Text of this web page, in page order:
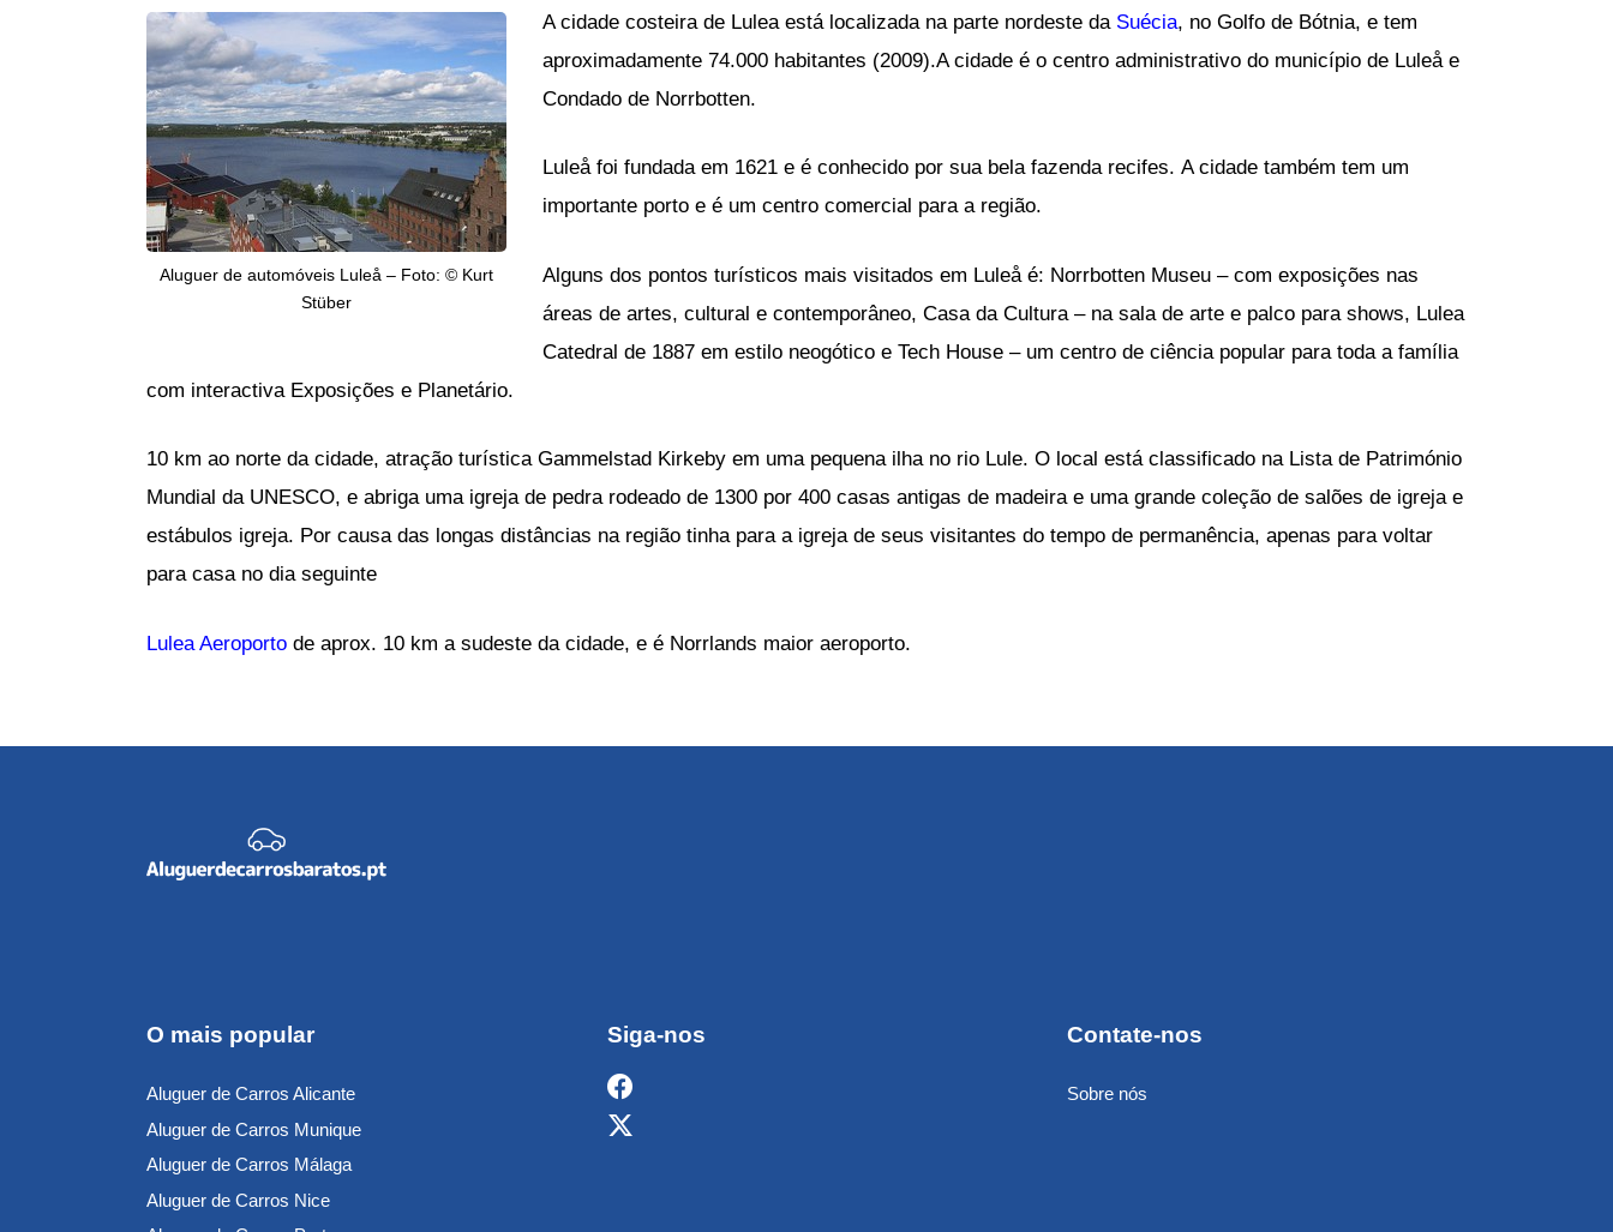
Aluguer de automóveis Luleå – Foto: © Kurt
Stüber
A cidade costeira de Lulea está localizada na parte nordeste da Suécia, no Golfo de Bótnia, e tem
aproximadamente 74.000 habitantes (2009).A cidade é o centro administrativo do município de Luleå e
Condado de Norrbotten.
Luleå foi fundada em 1621 e é conhecido por sua bela fazenda recifes. A cidade também tem um
importante porto e é um centro comercial para a região.
Alguns dos pontos turísticos mais visitados em Luleå é: Norrbotten Museu – com exposições nas
áreas de artes, cultural e contemporâneo, Casa da Cultura – na sala de arte e palco para shows, Lulea
Catedral de 1887 em estilo neogótico e Tech House – um centro de ciência popular para toda a família
com interactiva Exposições e Planetário.
10 km ao norte da cidade, atração turística Gammelstad Kirkeby em uma pequena ilha no rio Lule. O local está classificado na Lista de Património
Mundial da UNESCO, e abriga uma igreja de pedra rodeado de 1300 por 400 casas antigas de madeira e uma grande coleção de salões de igreja e
estábulos igreja. Por causa das longas distâncias na região tinha para a igreja de seus visitantes do tempo de permanência, apenas para voltar
para casa no dia seguinte
Lulea Aeroporto de aprox. 10 km a sudeste da cidade, e é Norrlands maior aeroporto.
O mais popular
Aluguer de Carros Alicante
Aluguer de Carros Munique
Aluguer de Carros Málaga
Aluguer de Carros Nice
Siga-nos Contate-nos
Sobre nós